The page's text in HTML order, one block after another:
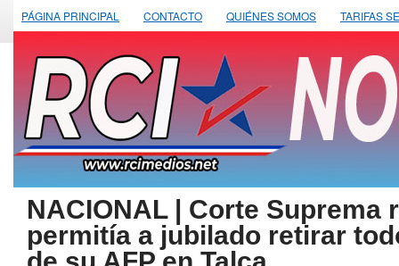
PÁGINA PRINCIPAL CONTACTO QUIÉNES SOMOS TARIFAS
NACIONAL | Corte Suprema
permitía a jubilado retirar